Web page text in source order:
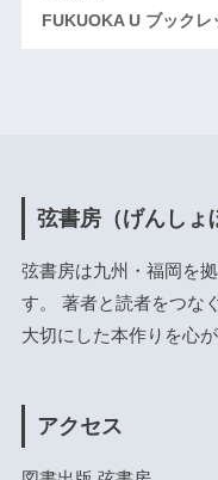
FUKUOKA U ブックレ
弦書房（げんしょ
弦書房は九州・福岡を
す。 著者と読者をつな
大切にした本作りを心
アクセス